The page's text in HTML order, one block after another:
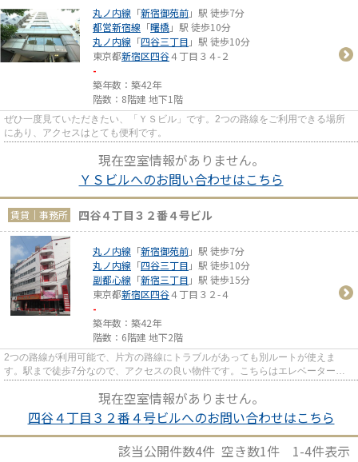
丸ノ内線 「新宿御苑前」駅 徒歩7分
都営新宿線 「曙橋」駅 徒歩10分
丸ノ内線 「四谷三丁目 」駅 徒歩10分
東京都新宿区四谷４丁目３４-２
-
築年数：築42年
階数：8階建 地下1階
ぜひ一度見ていただきたい、「ＹＳビル」です。2つの路線をご利用できる場所
にあり、アクセスはとても便利です。
現在空室情報がありません。
ＹＳビルへのお問い合わせはこちら
賃貸｜事務所 四谷４丁目３２番４号ビル
丸ノ内線 「新宿御苑前」駅 徒歩7分
丸ノ内線 「四谷三丁目 」駅 徒歩10分
副都心線 「新宿三丁目 」駅 徒歩15分
東京都新宿区四谷４丁目３２-４
-
築年数：築42年
階数：6階建 地下2階
2つの路線が利用可能で、片方の路線にトラブルがあっても別ルートが使えま
す。駅まで徒歩7分なので、アクセスの良い物件です。こちらはエレベーター付
現在空室情報がありません。
四谷４丁目３２番４号ビルへのお問い合わせはこちら
該当公開件数4件 空き数1件 1-4件表示